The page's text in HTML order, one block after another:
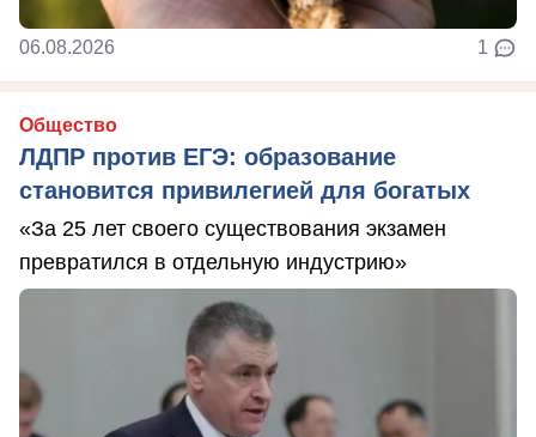
06.08.2026 1
Общество
ЛДПР против ЕГЭ: образование
становится привилегией для богатых
«За 25 лет своего существования экзамен
превратился в отдельную индустрию»